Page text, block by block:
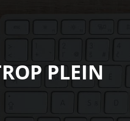
PLEIN